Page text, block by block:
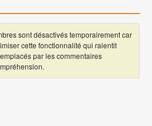
sont désactivés temporairement car
cette fonctionnalité qui ralentit
par les commentaires